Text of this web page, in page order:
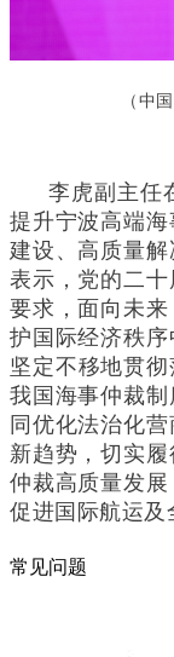
（中
李虎副主任
提升宁波高端
建设、高质量
表示，党的二
要求，面向未
护国际经济秩
坚定不移地贯
我国海事仲裁
同优化法治化
新趋势，切实
仲裁高质量发展
促进国际航运及
常见问题